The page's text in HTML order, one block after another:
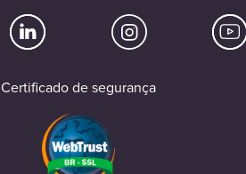
Certificado de segurança